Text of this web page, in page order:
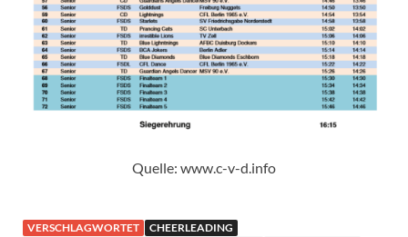
Quelle: www.c-v-d.info
VERSCHLAGWORTET
CHEERLEADING